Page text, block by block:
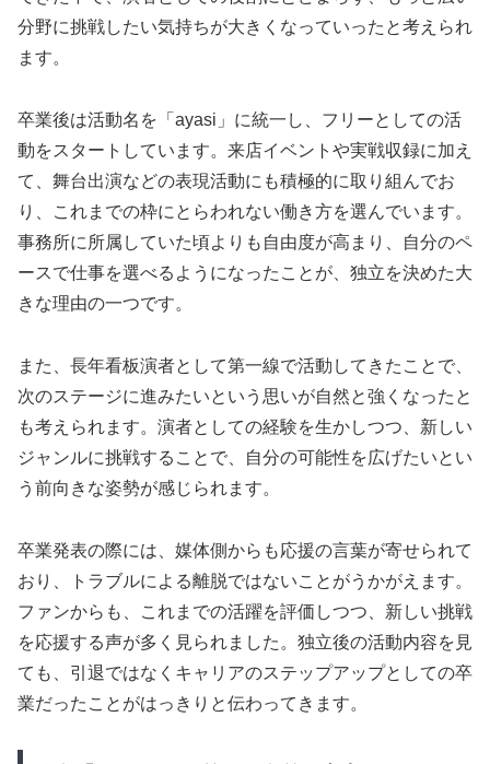
分野に挑戦したい気持ちが大きくなっていったと考えられ
ます。
卒業後は活動名を「ayasi」に統一し、フリーとしての活
動をスタートしています。来店イベントや実戦収録に加え
て、舞台出演などの表現活動にも積極的に取り組んでお
り、これまでの枠にとらわれない働き方を選んでいます。
事務所に所属していた頃よりも自由度が高まり、自分のペ
ースで仕事を選べるようになったことが、独立を決めた大
きな理由の一つです。
また、長年看板演者として第一線で活動してきたことで、
次のステージに進みたいという思いが自然と強くなったと
も考えられます。演者としての経験を生かしつつ、新しい
ジャンルに挑戦することで、自分の可能性を広げたいとい
う前向きな姿勢が感じられます。
卒業発表の際には、媒体側からも応援の言葉が寄せられて
おり、トラブルによる離脱ではないことがうかがえます。
ファンからも、これまでの活躍を評価しつつ、新しい挑戦
を応援する声が多く見られました。独立後の活動内容を見
ても、引退ではなくキャリアのステップアップとしての卒
業だったことがはっきりと伝わってきます。